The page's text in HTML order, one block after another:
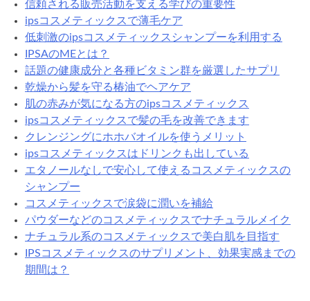
信頼される販売活動を支える学びの重要性
ipsコスメティックスで薄毛ケア
低刺激のipsコスメティックスシャンプーを利用する
IPSAのMEとは？
話題の健康成分と各種ビタミン群を厳選したサプリ
乾燥から髪を守る椿油でヘアケア
肌の赤みが気になる方のipsコスメティックス
ipsコスメティックスで髪の毛を改善できます
クレンジングにホホバオイルを使うメリット
ipsコスメティックスはドリンクも出している
エタノールなしで安心して使えるコスメティックスの
シャンプー
コスメティックスで涙袋に潤いを補給
パウダーなどのコスメティックスでナチュラルメイク
ナチュラル系のコスメティックスで美白肌を目指す
IPSコスメティックスのサプリメント、効果実感までの
期間は？